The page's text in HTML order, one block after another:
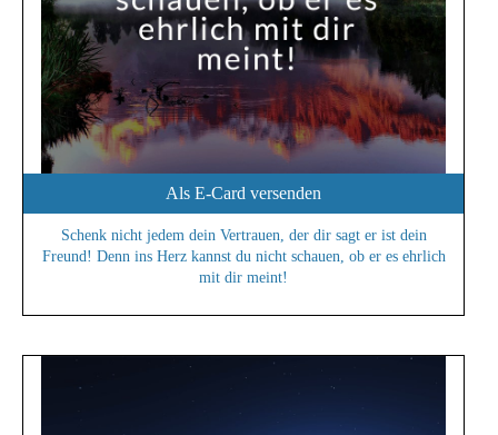
Als E-Card versenden
Schenk nicht jedem dein Vertrauen, der dir sagt er ist dein
Freund! Denn ins Herz kannst du nicht schauen, ob er es ehrlich
mit dir meint!